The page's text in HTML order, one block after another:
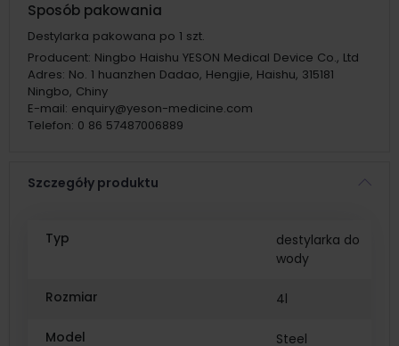
Sposób pakowania
Destylarka pakowana po 1 szt.
Producent: Ningbo Haishu YESON Medical Device Co., Ltd
Adres: No. 1 huanzhen Dadao, Hengjie, Haishu, 315181
Ningbo, Chiny
E-mail: enquiry@yeson-medicine.com
Telefon: 0 86 57487006889
Szczegóły produktu
Typ
destylarka do
wody
Rozmiar 4l
Model Steel